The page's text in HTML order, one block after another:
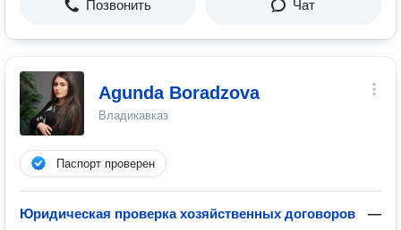
Позвонить Чат
Agunda Boradzova
Владикавказ
Паспорт проверен
Юридическая проверка хозяйственных договоров —